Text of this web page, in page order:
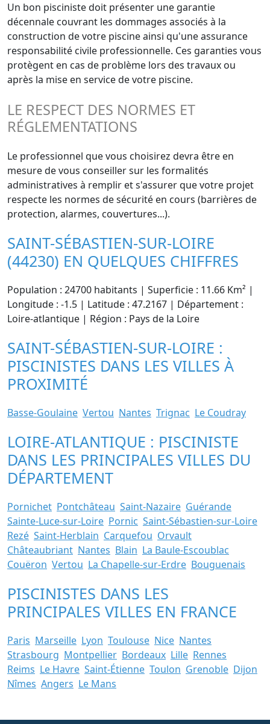
Un bon pisciniste doit présenter une garantie
décennale couvrant les dommages associés à la
construction de votre piscine ainsi qu'une assurance
responsabilité civile professionnelle. Ces garanties vous
protègent en cas de problème lors des travaux ou
après la mise en service de votre piscine.
LE RESPECT DES NORMES ET
RÉGLEMENTATIONS
Le professionnel que vous choisirez devra être en
mesure de vous conseiller sur les formalités
administratives à remplir et s'assurer que votre projet
respecte les normes de sécurité en cours (barrières de
protection, alarmes, couvertures...).
SAINT-SÉBASTIEN-SUR-LOIRE
(44230) EN QUELQUES CHIFFRES
Population : 24700 habitants | Superficie : 11.66 Km² |
Longitude : -1.5 | Latitude : 47.2167 | Département :
Loire-atlantique | Région : Pays de la Loire
SAINT-SÉBASTIEN-SUR-LOIRE :
PISCINISTES DANS LES VILLES À
PROXIMITÉ
Basse-Goulaine Vertou Nantes Trignac Le Coudray
LOIRE-ATLANTIQUE : PISCINISTE
DANS LES PRINCIPALES VILLES DU
DÉPARTEMENT
Pornichet Pontchâteau Saint-Nazaire Guérande
Sainte-Luce-sur-Loire Pornic Saint-Sébastien-sur-Loire
Rezé Saint-Herblain Carquefou Orvault
Châteaubriant Nantes Blain La Baule-Escoublac
Couëron Vertou La Chapelle-sur-Erdre Bouguenais
PISCINISTES DANS LES
PRINCIPALES VILLES EN FRANCE
Paris Marseille Lyon Toulouse Nice Nantes
Strasbourg Montpellier Bordeaux Lille Rennes
Reims Le Havre Saint-Étienne Toulon Grenoble Dijon
Nîmes Angers Le Mans